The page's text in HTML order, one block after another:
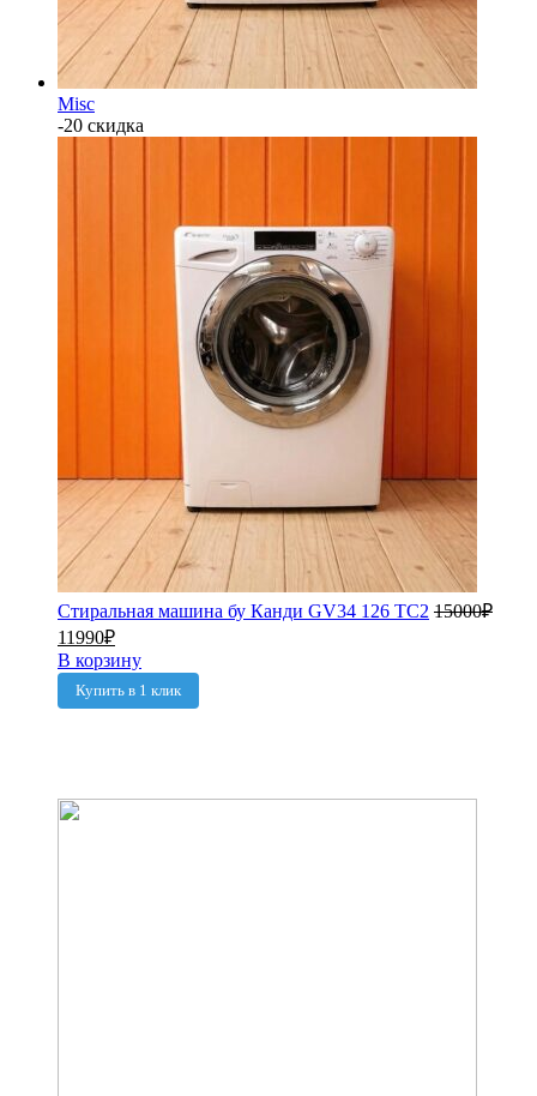
Misc
-20 скидка
Стиральная машина бу Канди GV34 126 TC2 15000₽
11990₽
В корзину
Купить в 1 клик